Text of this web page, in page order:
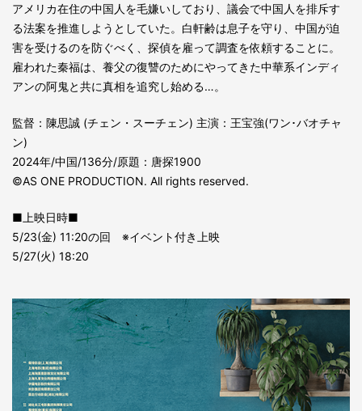
アメリカ在住の中国人を毛嫌いしており、議会で中国人を排斥す
る法案を推進しようとしていた。白軒齢は息子を守り、中国が迫
害を受けるのを防ぐべく、探偵を雇って調査を依頼することに。
雇われた秦福は、養父の復讐のためにやってきた中華系インディ
アンの阿鬼と共に真相を追究し始める…。
監督：陳思誠 (チェン・スーチェン) 主演：王宝強(ワン･バオチャ
ン)
2024年/中国/136分/原題：唐探1900
©AS ONE PRODUCTION. All rights reserved.
■上映日時■
5/23(金) 11:20の回 ※イベント付き上映
5/27(火) 18:20